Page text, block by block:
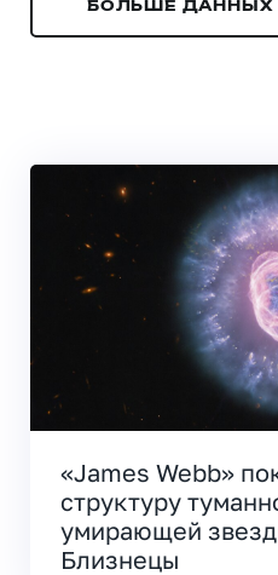
БОЛЬШЕ ДАННЫХ
«James Webb»
структуру
умирающей
Близнецы